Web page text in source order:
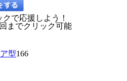
クで応援しよう！
までクリック可能
型166